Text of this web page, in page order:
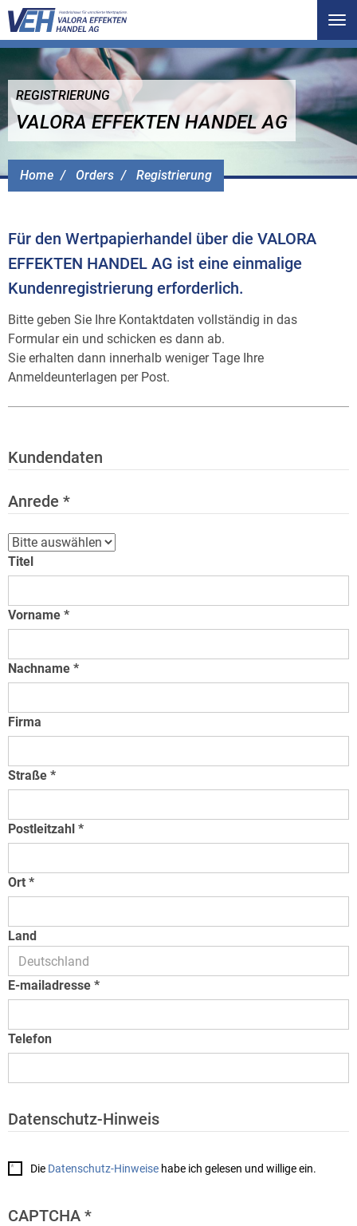
Home Orders Registrierung
REGISTRIERUNG
VALORA EFFEKTEN HANDEL AG
Für den Wertpapierhandel über die VALORA
EFFEKTEN HANDEL AG ist eine einmalige
Kundenregistrierung erforderlich.
Bitte geben Sie Ihre Kontaktdaten vollständig in das
Formular ein und schicken es dann ab.
Sie erhalten dann innerhalb weniger Tage Ihre
Anmeldeunterlagen per Post.
Kundendaten
Anrede
Anrede
Titel
Vorname
Nachname
Firma
Straße
Postleitzahl
Ort
Land
E-mailadresse
Telefon
Datenschutz-Hinweis
Die Datenschutz-Hinweise habe ich gelesen und willige ein.
CAPTCHA